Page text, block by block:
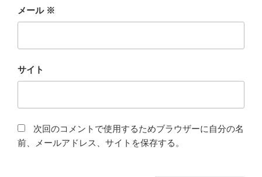
メール ※
サイト
次回のコメントで使用するためブラウザーに自分の名
前、メールアドレス、サイトを保存する。